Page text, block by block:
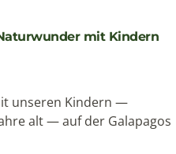
mit Kindern
unseren Kindern —
alt — auf der Galapagos